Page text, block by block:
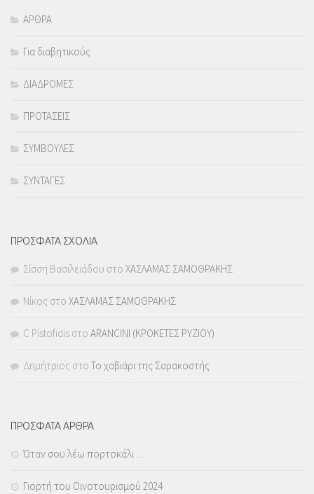
ΑΡΘΡΑ
Για διαβητικούς
ΔΙΑΔΡΟΜΕΣ
ΠΡΟΤΑΣΕΙΣ
ΣΥΜΒΟΥΛΕΣ
ΣΥΝΤΑΓΕΣ
ΠΡΟΣΦΑΤΑ ΣΧΟΛΙΑ
Σίσση Βασιλειάδου στο ΧΑΣΛΑΜΑΣ ΣΑΜΟΘΡΑΚΗΣ
Νίκος στο ΧΑΣΛΑΜΑΣ ΣΑΜΟΘΡΑΚΗΣ
C Pistofidis στο ARANCINI (ΚΡΟΚΕΤΕΣ ΡΥΖΙΟΥ)
Δημήτριος στο Το χαβιάρι της Σαρακοστής
ΠΡΟΣΦΑΤΑ ΑΡΘΡΑ
Όταν σου λέω πορτοκάλι …
Γιορτή του Οινοτουρισμού 2024